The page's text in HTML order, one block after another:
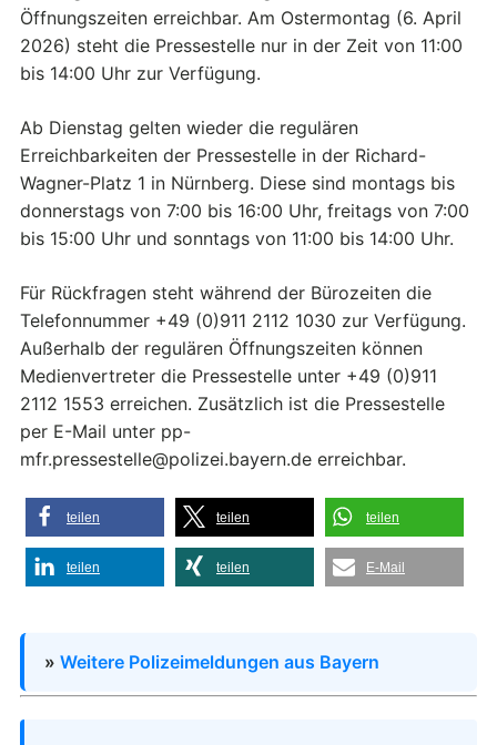
Öffnungszeiten erreichbar. Am Ostermontag (6. April
2026) steht die Pressestelle nur in der Zeit von 11:00
bis 14:00 Uhr zur Verfügung.
Ab Dienstag gelten wieder die regulären
Erreichbarkeiten der Pressestelle in der Richard-
Wagner-Platz 1 in Nürnberg. Diese sind montags bis
donnerstags von 7:00 bis 16:00 Uhr, freitags von 7:00
bis 15:00 Uhr und sonntags von 11:00 bis 14:00 Uhr.
Für Rückfragen steht während der Bürozeiten die
Telefonnummer +49 (0)911 2112 1030 zur Verfügung.
Außerhalb der regulären Öffnungszeiten können
Medienvertreter die Pressestelle unter +49 (0)911
2112 1553 erreichen. Zusätzlich ist die Pressestelle
per E-Mail unter pp-
mfr.pressestelle@polizei.bayern.de erreichbar.
teilen teilen teilen
teilen teilen E-Mail
» Weitere Polizeimeldungen aus Bayern